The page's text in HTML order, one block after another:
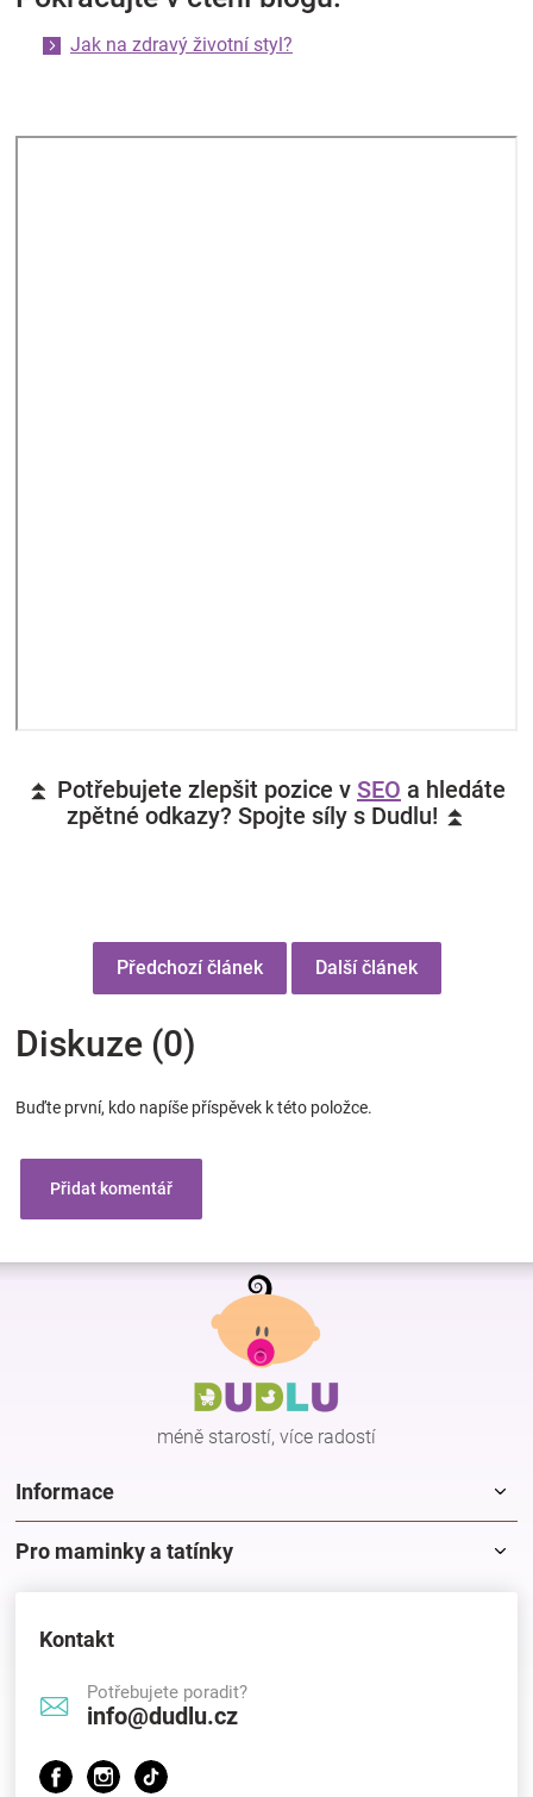
Jak na zdravý životní styl?
⏫ Potřebujete zlepšit pozice v SEO a hledáte
zpětné odkazy? Spojte síly s Dudlu! ⏫
Předchozí článek Další článek
Diskuze (0)
Buďte první, kdo napíše příspěvek k této položce.
Přidat komentář
Z
méně starostí, více radostí
Informace
Pro maminky a tatínky
Kontakt
Potřebujete poradit?
info@dudlu.cz